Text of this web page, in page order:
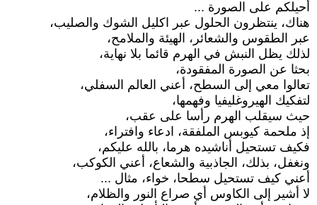
أحيلكم على الصورة ...
هناك، ينتظرون الحلول عبر اكليل الشوك والصليب،
عبر الطقوس والشعائر، الهيئة والملامح،
لذلك يظل النبش في الهرم قائما بلا نهاية،
بحثا عن الصورة المفقودة،
تعالوا معي إلى السطح، أعني العالم السفلي،
لتفكيك الهيروغليفيا وفهمها،
حيث سيقلب الهرم رأسا على عقب،
إذ ملحمة كيوبس الملفقة، ادعاء وافتراء،
فكيف تستحيل أناشيده هرما، بالله عليكم،
ونغفل، بذلك، الجاذبية والشعاع، أعني الكوكب،
أعني كيف تستحيل سطحا، خواء، مثال ...
لا أشير إلى الكاوس أي صراع النور والظلام،